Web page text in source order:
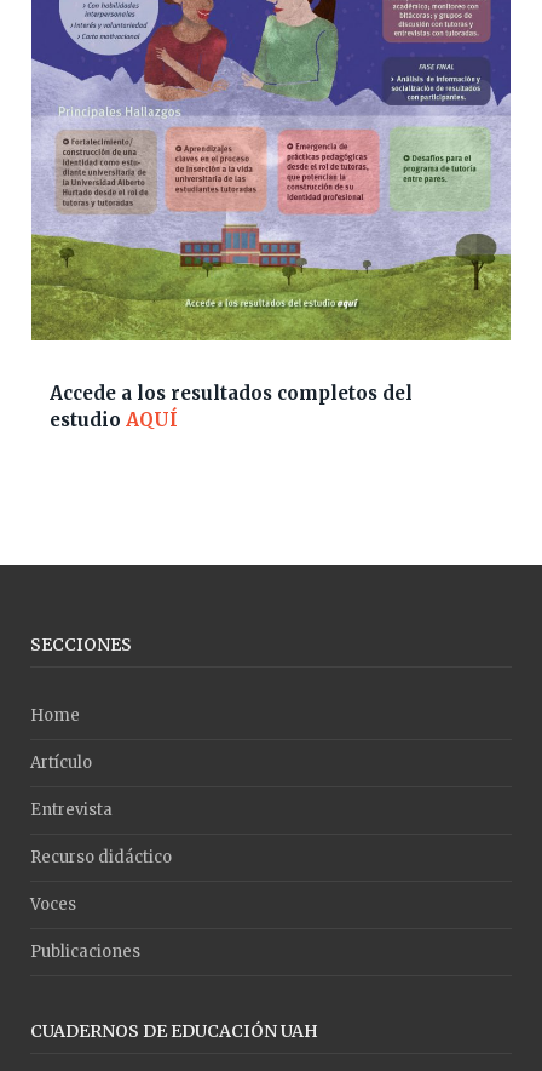
Accede a los resultados completos del
estudio AQUÍ
SECCIONES
Home
Artículo
Entrevista
Recurso didáctico
Voces
Publicaciones
CUADERNOS DE EDUCACIÓN UAH